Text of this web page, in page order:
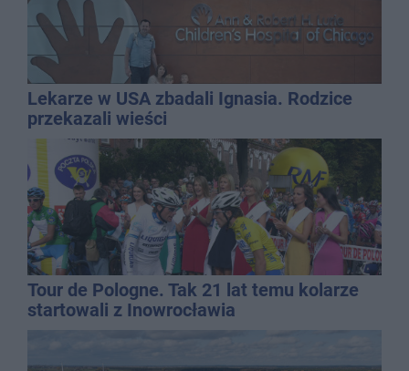
Lekarze w USA zbadali Ignasia. Rodzice
przekazali wieści
Tour de Pologne. Tak 21 lat temu kolarze
startowali z Inowrocławia